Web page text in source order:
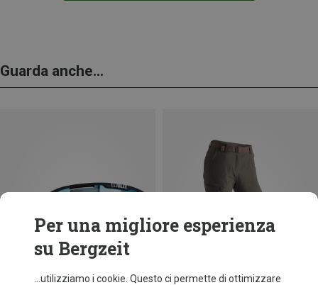
Guarda anche...
Per una migliore esperienza
su Bergzeit
...utilizziamo i cookie. Questo ci permette di ottimizzare